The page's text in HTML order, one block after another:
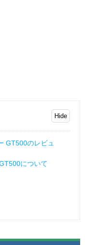
GT500のレビュ
について